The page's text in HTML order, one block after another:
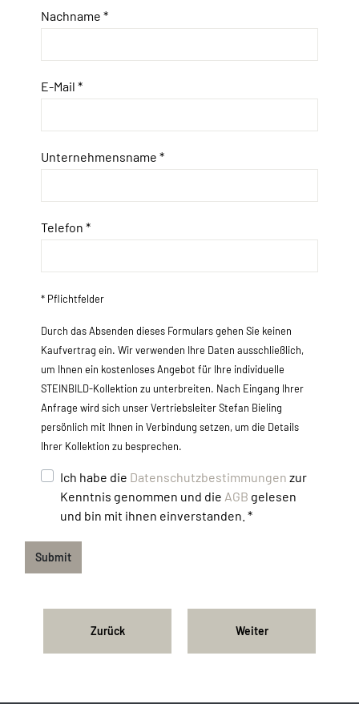
Nachname *
E-Mail *
Unternehmensname *
Telefon *
* Pflichtfelder
Durch das Absenden dieses Formulars gehen Sie keinen
Kaufvertrag ein. Wir verwenden Ihre Daten ausschließlich,
um Ihnen ein kostenloses Angebot für Ihre individuelle
STEINBILD-Kollektion zu unterbreiten. Nach Eingang Ihrer
Anfrage wird sich unser Vertriebsleiter Stefan Bieling
persönlich mit Ihnen in Verbindung setzen, um die Details
Ihrer Kollektion zu besprechen.
Ich habe die Datenschutzbestimmungen zur
Kenntnis genommen und die AGB gelesen
und bin mit ihnen einverstanden. *
Submit
Zurück Weiter